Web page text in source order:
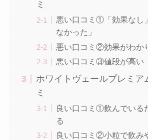
ミ
悪い口コミ①「効果なし
なかった」
悪い口コミ②効果がわか
悪い口コミ③値段が高い
ホワイトヴェールプレミア
ミ
良い口コミ①飲んでいる
る
良い口コミ②小粒で飲み